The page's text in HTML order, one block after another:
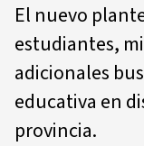
El nuevo
estudiantes,
adicionales
educativa en
provincia.